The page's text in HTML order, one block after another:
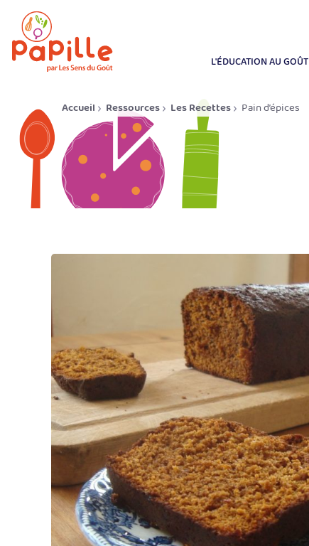
L'ÉDUCATION AU GOÛT
Accueil Ressources Les Recettes Pain d’épices